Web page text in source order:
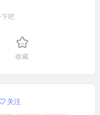
下吧
收藏
关注